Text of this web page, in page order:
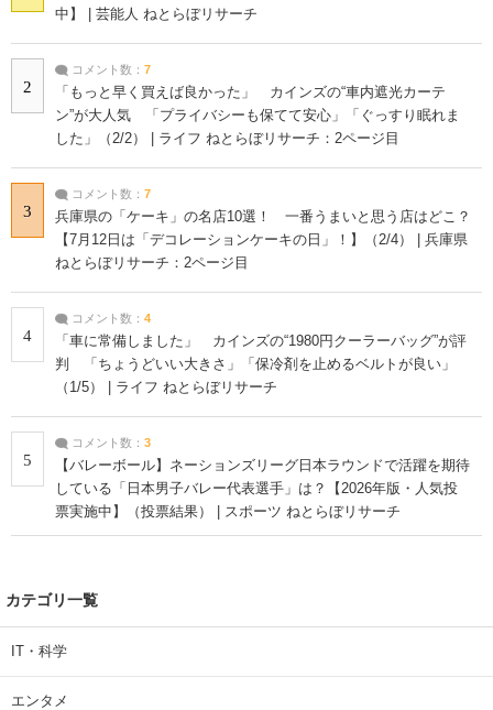
中】 | 芸能人 ねとらぼリサーチ
2
コメント数： 7
「もっと早く買えば良かった」 カインズの“車内遮光カーテ
ン”が大人気 「プライバシーも保てて安心」「ぐっすり眠れま
した」（2/2） | ライフ ねとらぼリサーチ：2ページ目
3
コメント数： 7
兵庫県の「ケーキ」の名店10選！ 一番うまいと思う店はどこ？
【7月12日は「デコレーションケーキの日」！】（2/4） | 兵庫県
ねとらぼリサーチ：2ページ目
4
コメント数： 4
「車に常備しました」 カインズの“1980円クーラーバッグ”が評
判 「ちょうどいい大きさ」「保冷剤を止めるベルトが良い」
（1/5） | ライフ ねとらぼリサーチ
5
コメント数： 3
【バレーボール】ネーションズリーグ日本ラウンドで活躍を期待
している「日本男子バレー代表選手」は？【2026年版・人気投
票実施中】（投票結果） | スポーツ ねとらぼリサーチ
カテゴリ一覧
IT・科学
エンタメ